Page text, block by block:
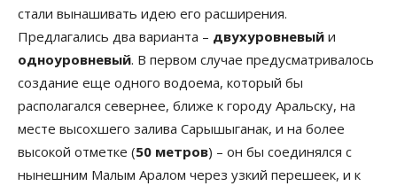
стали вынашивать идею его расширения.
Предлагались два варианта – двухуровневый и
одноуровневый. В первом случае предусматривалось
создание еще одного водоема, который бы
располагался севернее, ближе к городу Аральску, на
месте высохшего залива Сарышыганак, и на более
высокой отметке (50 метров) – он бы соединялся с
нынешним Малым Аралом через узкий перешеек, и к